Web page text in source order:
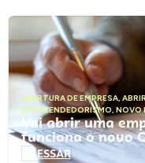
ABERTURA DE EMPRESA,
EMPREENDEDORISMO, NOVO
Vai abrir uma
funciona o novo
ACESSAR